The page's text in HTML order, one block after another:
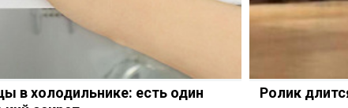
в холодильнике: есть один
Ролик